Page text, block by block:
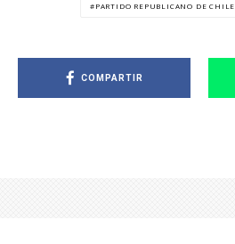
PARTIDO REPUBLICANO DE CHILE
COMPARTIR